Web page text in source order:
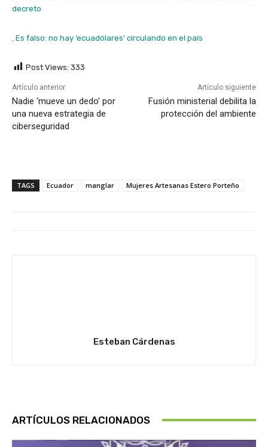
decreto
Es falso: no hay ‘ecuadólares’ circulando en el país
Post Views: 333
Artículo anterior
Nadie ‘mueve un dedo’ por
una nueva estrategia de
ciberseguridad
Artículo siguiente
Fusión ministerial debilita la
protección del ambiente
TAGS Ecuador manglar Mujeres Artesanas Estero Porteño
Esteban Cárdenas
ARTÍCULOS RELACIONADOS